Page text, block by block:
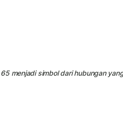
menjadi simbol dari hubungan